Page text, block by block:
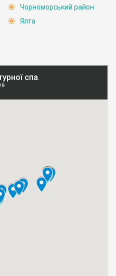
Чорноморський район
Ялта